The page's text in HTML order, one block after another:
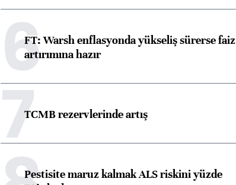
6FT: Warsh enflasyonda yükseliş sürerse faiz
artırımına hazır
7TCMB rezervlerinde artış
Pestisite maruz kalmak ALS riskini yüzde